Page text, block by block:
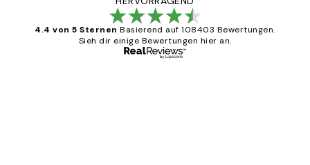
4.4 von 5 Sternen Basierend auf 108403 Bewertungen.
Sieh dir einige Bewertungen hier an.